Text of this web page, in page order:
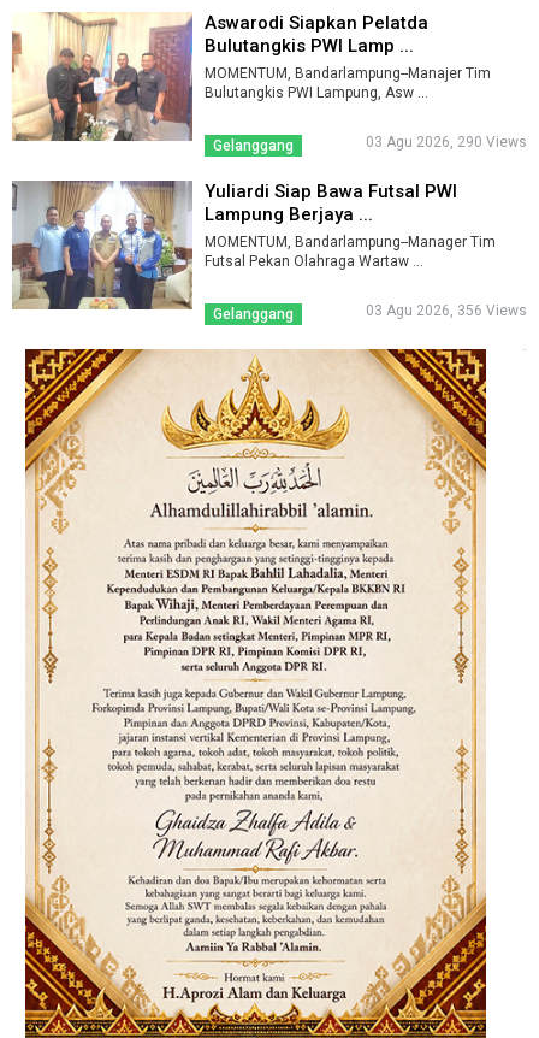
Aswarodi Siapkan Pelatda
Bulutangkis PWI Lamp ...
MOMENTUM, Bandarlampung--Manajer Tim
Bulutangkis PWI Lampung, Asw ...
Gelanggang 03 Agu 2026, 290 Views
Yuliardi Siap Bawa Futsal PWI
Lampung Berjaya ...
MOMENTUM, Bandarlampung--Manager Tim
Futsal Pekan Olahraga Wartaw ...
Gelanggang 03 Agu 2026, 356 Views